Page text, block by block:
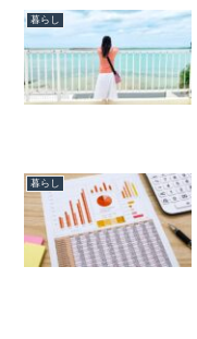
暮らし
暮らし